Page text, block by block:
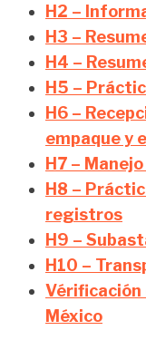
H2 –
H3 –
H4 –
H5 –
H6 –
empaque y
H7 –
H8 –
registros
H9 –
H10 –
Vérificación
México